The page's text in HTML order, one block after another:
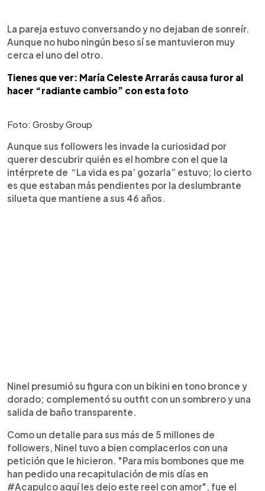
La pareja estuvo conversando y no dejaban de sonreír.
Aunque no hubo ningún beso sí se mantuvieron muy
cerca el uno del otro.
Tienes que ver: María Celeste Arrarás causa furor al
hacer “radiante cambio” con esta foto
Foto: Grosby Group
Aunque sus followers les invade la curiosidad por
querer descubrir quién es el hombre con el que la
intérprete de “La vida es pa’ gozarla” estuvo; lo cierto
es que estaban más pendientes por la deslumbrante
silueta que mantiene a sus 46 años.
Ninel presumió su figura con un bikini en tono bronce y
dorado; complementó su outfit con un sombrero y una
salida de baño transparente.
Como un detalle para sus más de 5 millones de
followers, Ninel tuvo a bien complacerlos con una
petición que le hicieron. "Para mis bombones que me
han pedido una recapitulación de mis días en
#Acapulco aquí les dejo este reel con amor", fue el